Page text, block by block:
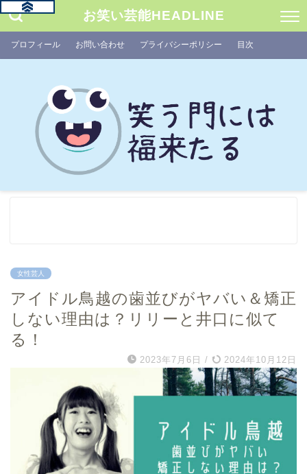
お笑い芸能HEADLINE
プロフィール お問い合わせ プライバシーポリシー 目次
女性芸人
アイドル鳥越の歯並びがヤバい＆矯正
しない理由は？リリーと井口に似て
る！
2023年7月6日 / 2024年10月12日